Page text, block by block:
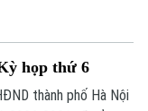
ngày, từ ngày 10 đến
họp thứ 6
thành phố Hà Nội